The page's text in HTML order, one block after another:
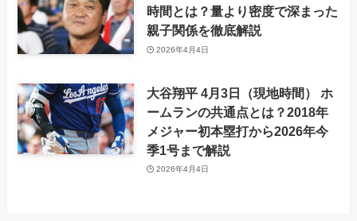
時間とは？量より密度で深まった
親子関係を徹底解説
2026年4月4日
大谷翔平 4月3日（現地時間） ホ
ームランの共通点とは？2018年
メジャー初本塁打から2026年今
季1号まで解説
2026年4月4日